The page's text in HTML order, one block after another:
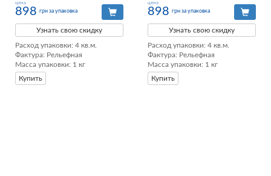
цена
898 грн за упаковка
Узнать свою скидку
Расход упаковки: 4 кв.м.
Фактура: Рельефная
Масса упаковки: 1 кг
Купить
цена
898 грн за упаковка
Узнать свою скидку
Расход упаковки: 4 кв.м.
Фактура: Рельефная
Масса упаковки: 1 кг
Купить